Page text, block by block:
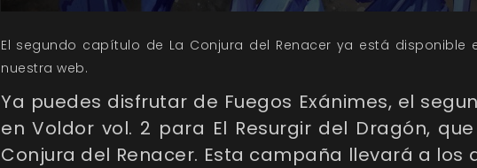
El segundo capítulo de La Conjura del Renacer ya está
nuestra web.
Ya puedes disfrutar de Fuegos Exánimes, el
en Voldor vol. 2 para El Resurgir del Dragón,
Conjura del Renacer. Esta campaña llevará a los